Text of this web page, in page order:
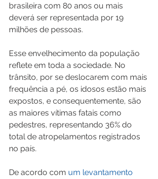
brasileira com 80 anos ou mais
deverá ser representada por 19
milhões de pessoas.
Esse envelhecimento da população
reflete em toda a sociedade. No
trânsito, por se deslocarem com mais
frequência a pé, os idosos estão mais
expostos, e consequentemente, são
as maiores vítimas fatais como
pedestres, representando 36% do
total de atropelamentos registrados
no país.
De acordo com um levantamento